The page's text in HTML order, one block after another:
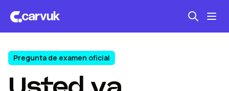
Seguro automotriz
Mantención kilometraje
Pregunta de examen oficial